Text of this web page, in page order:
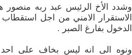
وشدد الأخ الرئيس عبد ربه
الاستقرار الامني من اجل استقطاب
الدخول بفارغ الصبر .
ونوه الى انه ليس بخاف على احد